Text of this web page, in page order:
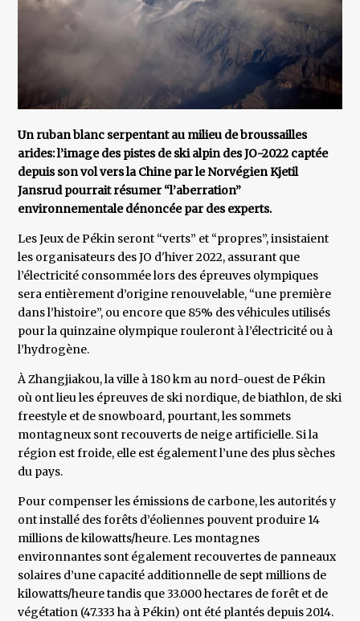
Un ruban blanc serpentant au milieu de broussailles
arides: l’image des pistes de ski alpin des JO-2022 captée
depuis son vol vers la Chine par le Norvégien Kjetil
Jansrud pourrait résumer “l’aberration”
environnementale dénoncée par des experts.
Les Jeux de Pékin seront “verts” et “propres”, insistaient
les organisateurs des JO d'hiver 2022, assurant que
l’électricité consommée lors des épreuves olympiques
sera entièrement d’origine renouvelable, “une première
dans l’histoire”, ou encore que 85% des véhicules utilisés
pour la quinzaine olympique rouleront à l’électricité ou à
l’hydrogène.
À Zhangjiakou, la ville à 180 km au nord-ouest de Pékin
où ont lieu les épreuves de ski nordique, de biathlon, de ski
freestyle et de snowboard, pourtant, les sommets
montagneux sont recouverts de neige artificielle. Si la
région est froide, elle est également l’une des plus sèches
du pays.
Pour compenser les émissions de carbone, les autorités y
ont installé des forêts d’éoliennes pouvent produire 14
millions de kilowatts/heure. Les montagnes
environnantes sont également recouvertes de panneaux
solaires d’une capacité additionnelle de sept millions de
kilowatts/heure tandis que 33.000 hectares de forêt et de
végétation (47.333 ha à Pékin) ont été plantés depuis 2014.